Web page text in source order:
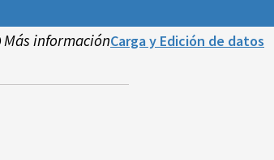
Más informaciónCarga y Edición de datos